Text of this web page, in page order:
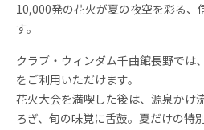
10,000発の花火が夏の夜空を彩る、
す。
クラブ・ウィンダム千曲館長野では
をご利用いただけます。
花火大会を満喫した後は、源泉かけ
ろぎ、旬の味覚に舌鼓。夏だけの特